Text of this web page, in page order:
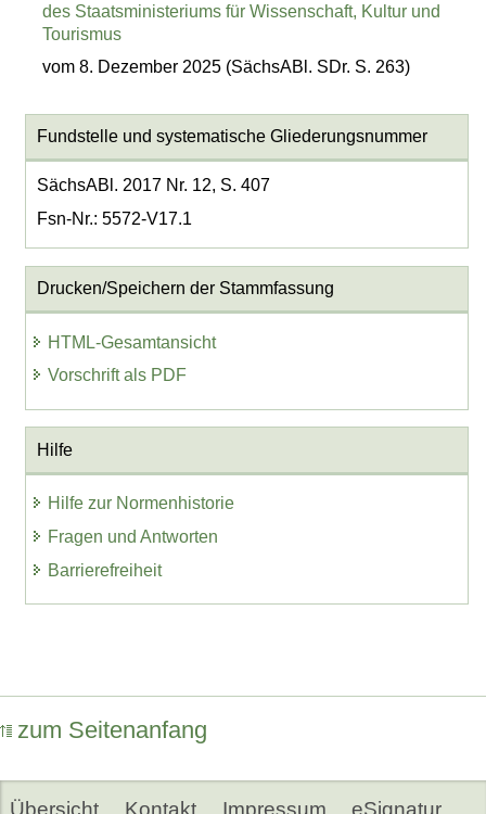
des Staatsministeriums für Wissenschaft, Kultur und
Tourismus
vom 8. Dezember 2025 (SächsABl. SDr. S. 263)
Fundstelle und systematische Gliederungsnummer
SächsABl. 2017 Nr. 12, S. 407
Fsn-Nr.: 5572-V17.1
Drucken/Speichern der Stammfassung
HTML-Gesamtansicht
Vorschrift als PDF
Hilfe
Hilfe zur Normenhistorie
Fragen und Antworten
Barrierefreiheit
zum Seitenanfang
Übersicht Kontakt Impressum eSignatur